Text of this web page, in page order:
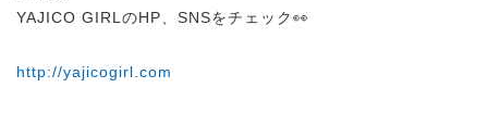
YAJICO GIRLのHP、SNSをチェック👀
http://yajicogirl.com